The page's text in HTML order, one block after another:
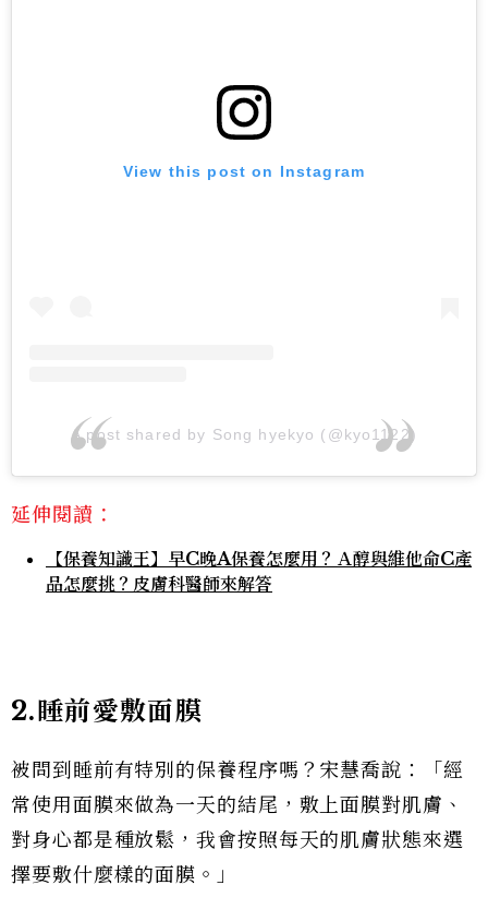
View this post on Instagram
A post shared by Song hyekyo (@kyo1122)
延伸閱讀：
【保養知識王】早C晚A保養怎麼用？Ａ醇與維他命C產
品怎麼挑？皮膚科醫師來解答
2.睡前愛敷面膜
被問到睡前有特別的保養程序嗎？宋慧喬說：「經
常使用面膜來做為一天的結尾，敷上面膜對肌膚、
對身心都是種放鬆，我會按照每天的肌膚狀態來選
擇要敷什麼樣的面膜。」